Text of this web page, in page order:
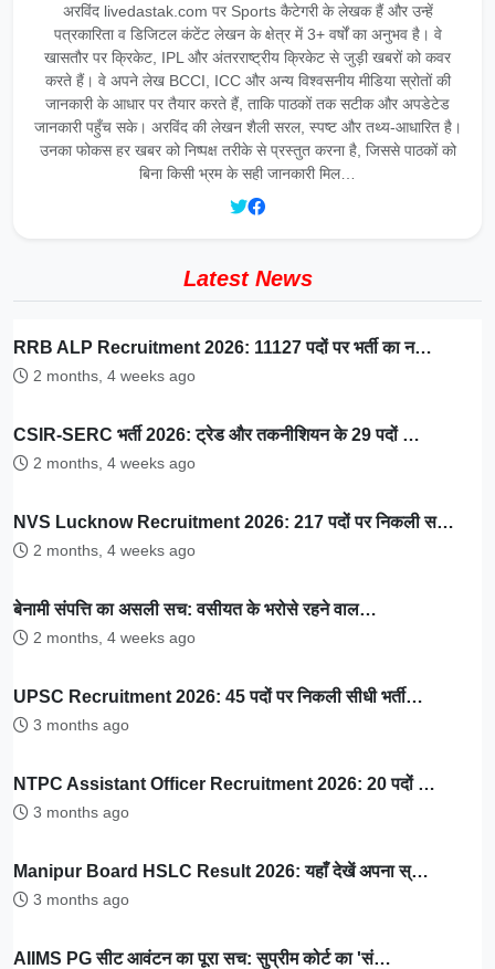
अरविंद livedastak.com पर Sports कैटेगरी के लेखक हैं और उन्हें
पत्रकारिता व डिजिटल कंटेंट लेखन के क्षेत्र में 3+ वर्षों का अनुभव है। वे
खासतौर पर क्रिकेट, IPL और अंतरराष्ट्रीय क्रिकेट से जुड़ी खबरों को कवर
करते हैं। वे अपने लेख BCCI, ICC और अन्य विश्वसनीय मीडिया स्रोतों की
जानकारी के आधार पर तैयार करते हैं, ताकि पाठकों तक सटीक और अपडेटेड
जानकारी पहुँच सके। अरविंद की लेखन शैली सरल, स्पष्ट और तथ्य-आधारित है।
उनका फोकस हर खबर को निष्पक्ष तरीके से प्रस्तुत करना है, जिससे पाठकों को
बिना किसी भ्रम के सही जानकारी मिल…
Latest News
RRB ALP Recruitment 2026: 11127 पदों पर भर्ती का न…
2 months, 4 weeks ago
CSIR-SERC भर्ती 2026: ट्रेड और तकनीशियन के 29 पदों …
2 months, 4 weeks ago
NVS Lucknow Recruitment 2026: 217 पदों पर निकली स…
2 months, 4 weeks ago
बेनामी संपत्ति का असली सच: वसीयत के भरोसे रहने वाल…
2 months, 4 weeks ago
UPSC Recruitment 2026: 45 पदों पर निकली सीधी भर्ती…
3 months ago
NTPC Assistant Officer Recruitment 2026: 20 पदों …
3 months ago
Manipur Board HSLC Result 2026: यहाँ देखें अपना स्…
3 months ago
AIIMS PG सीट आवंटन का पूरा सच: सुप्रीम कोर्ट का 'सं…